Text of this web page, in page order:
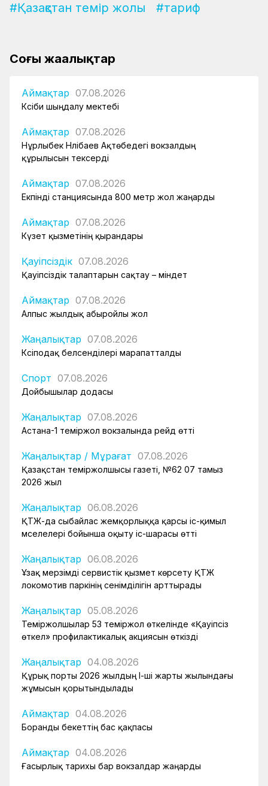
#Қазақстан темір жолы
#тариф
Соңғы жаңалықтар
Аймақтар 07.08.2026
Кәсіби шыңдалу мектебі
Аймақтар 07.08.2026
Нұрлыбек Нәлібаев Ақтөбедегі вокзалдың
құрылысын тексерді
Аймақтар 07.08.2026
Екпінді станциясында 800 метр жол жаңарды
Аймақтар 07.08.2026
Күзет қызметінің қырандары
Қауіпсіздік 07.08.2026
Қауіпсіздік талаптарын сақтау – міндет
Аймақтар 07.08.2026
Алпыс жылдық абыройлы жол
Жаңалықтар 07.08.2026
Кәсіподақ белсенділері марапатталды
Спорт 07.08.2026
Дойбышылар додасы
Жаңалықтар 07.08.2026
Астана-1 теміржол вокзалында рейд өтті
Жаңалықтар / Мұрағат 07.08.2026
Қазақстан теміржолшысы газеті, №62 07 тамыз
2026 жыл
Жаңалықтар 06.08.2026
ҚТЖ-да сыбайлас жемқорлыққа қарсы іс-қимыл
мәселелері бойынша оқыту іс-шарасы өтті
Жаңалықтар 06.08.2026
Ұзақ мерзімді сервистік қызмет көрсету ҚТЖ
локомотив паркінің сенімділігін арттырады
Жаңалықтар 05.08.2026
Теміржолшылар 53 теміржол өткелінде «Қауіпсіз
өткел» профилактикалық акциясын өткізді
Жаңалықтар 04.08.2026
Құрық порты 2026 жылдың І-ші жарты жылындағы
жұмысын қорытындылады
Аймақтар 04.08.2026
Боранды бекеттің бас қақпасы
Аймақтар 04.08.2026
Ғасырлық тарихы бар вокзалдар жаңарды